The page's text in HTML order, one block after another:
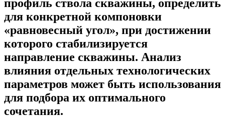
профиль ствола скважины, определить
для конкретной компоновки
«равновесный угол», при достижении
которого стабилизируется
направление скважины. Анализ
влияния отдельных технологических
параметров может быть использования
для подбора их оптимального
сочетания.